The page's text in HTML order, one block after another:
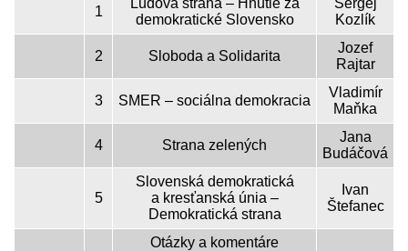
1
demokratické Slovensko
Kozlík
2 Sloboda a Solidarita
Jozef
Rajtar
3 SMER – sociálna demokracia
Vladimír
Maňka
4 Strana zelených
Jana
Budáčová
5
Slovenská demokratická
a kresťanská únia –
Demokratická strana
Ivan
Štefanec
Otázky a komentáre